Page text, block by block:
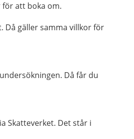
för att boka om.
Då gäller samma villkor för
Då får du
Skatteverket. Det står i